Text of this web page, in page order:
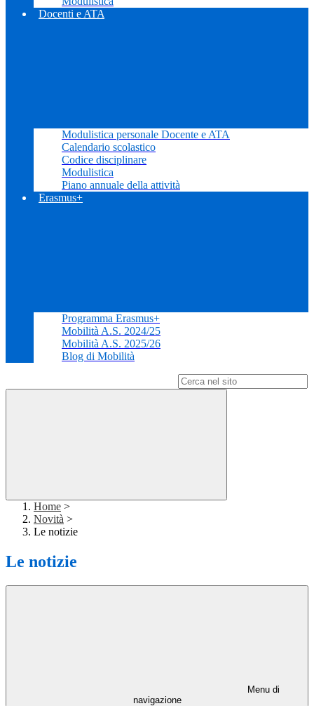
Docenti e ATA
Modulistica personale Docente e ATA
Calendario scolastico
Codice disciplinare
Modulistica
Piano annuale della attività
Erasmus+
Programma Erasmus+
Mobilità A.S. 2024/25
Mobilità A.S. 2025/26
Blog di Mobilità
Home >
Novità >
Le notizie
Le notizie
Menu di
navigazione